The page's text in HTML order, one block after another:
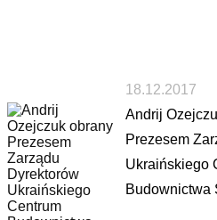
18.12.2017
Andrij
Prezesem
Ukraińskiego
Budownictwa